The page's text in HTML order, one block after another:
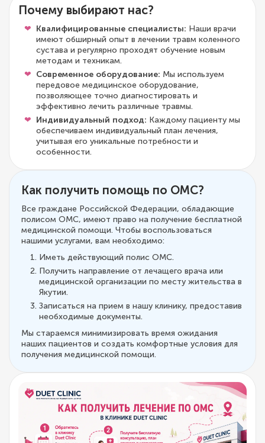
Почему выбирают нас?
Квалифицированные специалисты: Наши врачи
имеют обширный опыт в лечении травм коленного
сустава и регулярно проходят обучение новым
методам и техникам.
Современное оборудование: Мы используем
передовое медицинское оборудование,
позволяющее точно диагностировать и
эффективно лечить различные травмы.
Индивидуальный подход: Каждому пациенту мы
обеспечиваем индивидуальный план лечения,
учитывая его уникальные потребности и
особенности.
Как получить помощь по ОМС?
Все граждане Российской Федерации, обладающие
полисом ОМС, имеют право на получение бесплатной
медицинской помощи. Чтобы воспользоваться
нашими услугами, вам необходимо:
Иметь действующий полис ОМС.
Получить направление от лечащего врача или
медицинской организации по месту жительства в
Якутии.
Записаться на прием в нашу клинику, предоставив
необходимые документы.
Мы стараемся минимизировать время ожидания
наших пациентов и создать комфортные условия для
получения медицинской помощи.